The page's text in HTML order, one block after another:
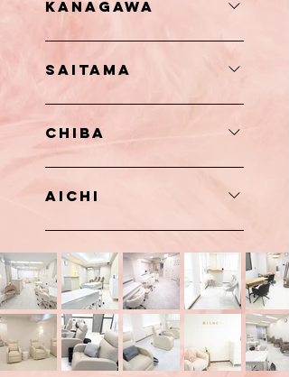
楽坂店、市ヶ谷店、笹塚店、錦糸町店、亀戸店、
店、国分寺店、府中店、武蔵小金井店、立川店、
KANAGAWA
店、上大岡店、関内店、横浜元町店、藤沢店
SAITAMA
by Bianca大宮東口店、浦和店、浦和西口店、武
CHIBA
AICHI